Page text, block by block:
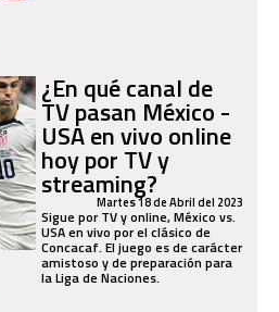
¿En qué canal de
TV pasan México -
USA en vivo online
hoy por TV y
streaming?
Martes 18 de Abril del 2023
Sigue por TV y online, México vs.
USA en vivo por el clásico de
Concacaf. El juego es de carácter
amistoso y de preparación para
la Liga de Naciones.